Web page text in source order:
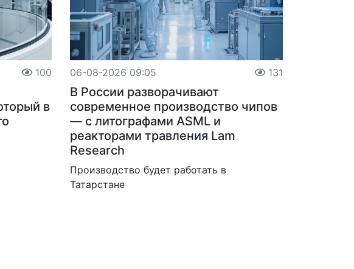
100
в
06-08-2026 09:05 131
В России разворачивают
современное производство чипов
— с литографами ASML и
реакторами травления Lam
Research
Производство будет работать в
Татарстане